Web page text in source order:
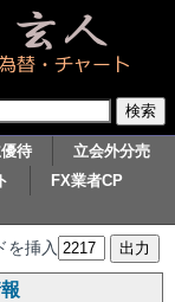
待
立会外分売
FX業者CP
挿入